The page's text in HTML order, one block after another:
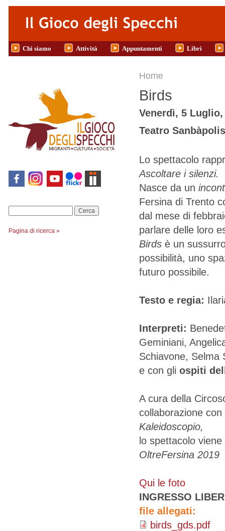
Salta al contenuto principale
Chi siamo Attività Appuntamenti Libri
Pagina di ricerca »
Tu sei qui
Home
Birds
Venerdì, 5
Teatro
Lo spettacolo
Ascoltare i silenzi.
Nasce da un
Fersina di Trento
dal mese di
parlare delle loro
Birds è un
possibilità, uno
futuro possibile.
Testo e regia:
Interpreti:
Geminiani,
Schiavone, Selma
e con gli ospiti
A cura della
collaborazione con
Kaleidoscopio,
lo spettacolo
OltreFersina 2019
Qui le foto
INGRESSO
file allegati:
birds_gds.pdf